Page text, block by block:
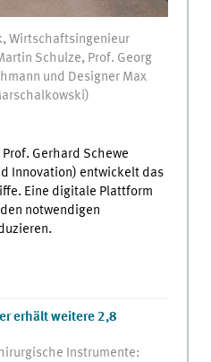
Wirtschaftsingenieur
Schulze, Prof. Georg
und Designer Max
Gerhard Schewe
Innovation) entwickelt das
Eine digitale Plattform
notwendigen
erhält weitere 2,8
Instrumente: